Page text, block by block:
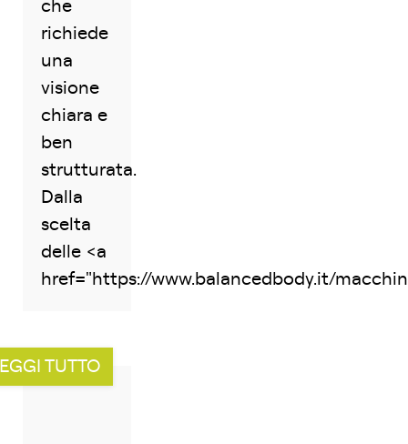
che
richiede
una
visione
chiara e
ben
strutturata.
Dalla
scelta
delle <a
href="https://www.balancedbody.it/
TUTTO